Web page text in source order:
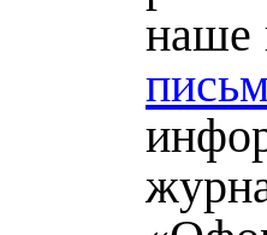
наше